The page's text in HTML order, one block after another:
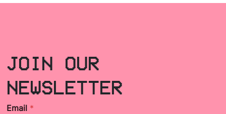
JOIN OUR
NEWSLETTER
Email *